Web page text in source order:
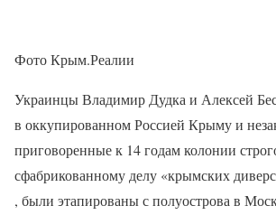
Фото Крым.Реалии
Украинцы Владимир Дудка и Алексей
в оккупированном Россией Крыму и
приговоренные к 14 годам колонии
сфабрикованному делу «крымских
, были этапированы с полуострова в